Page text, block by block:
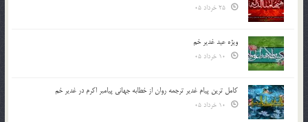
ویژه عید غدیر خم
کامل ترین پیام غدیر ترجمه روان از خطابه جهانی پیامبر اکرم در غدیر خم